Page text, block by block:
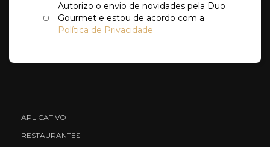
Autorizo o envio de novidades pela Duo
Gourmet e estou de acordo com a
Política de Privacidade
APLICATIVO
RESTAURANTES